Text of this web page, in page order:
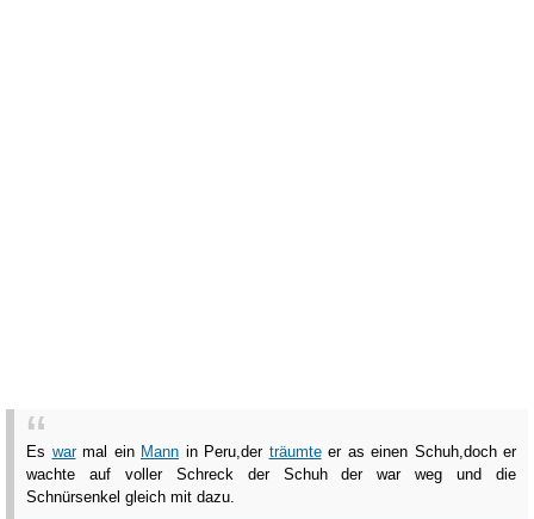
Es warmal ein Mann in Peru,der träumteer as einen Schuh,doch er
wachte auf voller Schreck der Schuh der war weg und die
Schnürsenkel gleich mit dazu.